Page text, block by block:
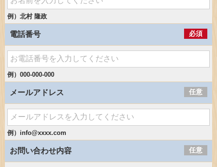
例）北村 隆政
電話番号 必須
例）000-000-000
メールアドレス 任意
例）info@xxxx.com
お問い合わせ内容 任意